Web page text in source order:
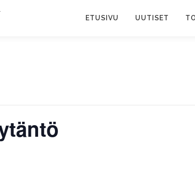
ETUSIVU UUTISET